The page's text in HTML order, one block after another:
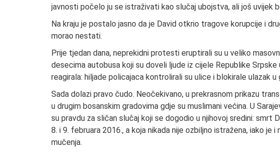
javnosti počelo ju se istraživati kao slučaj ubojstva, ali još uvijek
Na kraju je postalo jasno da je David otkrio tragove korupcije i
morao nestati.
Prije tjedan dana, neprekidni protesti eruptirali su u veliko
desecima autobusa koji su doveli ljude iz cijele Republike Srpske
reagirala: hiljade policajaca kontrolirali su ulice i blokirale ulazak u
Sada dolazi pravo čudo. Neočekivano, u prekrasnom prikazu
u drugim bosanskim gradovima gdje su muslimani većina. U
su pravdu za sličan slučaj koji se dogodio u njihovoj sredini: smrt
8. i 9. februara 2016., a koja nikada nije ozbiljno istražena, iako je
mučenja.